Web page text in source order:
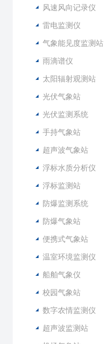
风速风向记录仪
雷电监测仪
气象能见度监测站
雨滴谱仪
太阳辐射观测站
光伏气象站
光伏监测系统
手持气象站
超声波气象站
浮标水质分析仪
浮标监测站
防爆监测系统
防爆气象站
便携式气象站
温室环境监测仪
船舶气象仪
校园气象站
数字农情监测仪
超声波监测站